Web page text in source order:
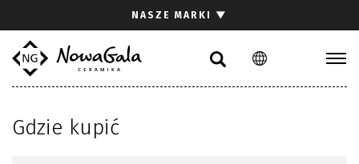
PL EN
NASZE MARKI ▼
Gdzie kupić